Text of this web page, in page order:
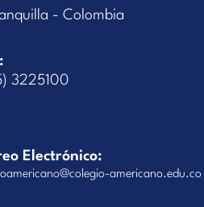
- Colombia
3225100
Electrónico:
americano.edu.co